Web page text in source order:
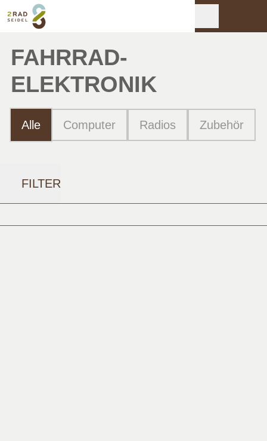
FAHRRAD­
ELEKTRONIK
Alle Computer Radios Zubehör
FILTER